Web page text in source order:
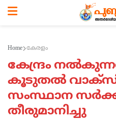
Home കേരളം
കേന്ദ്രം
കൂടുതല്‍
സംസ്ഥാന
തീരുമാനിച്ചു